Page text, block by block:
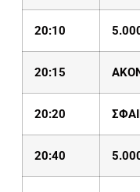
20:10
20:15
20:20
20:40